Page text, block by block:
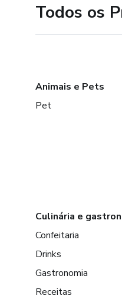
Todos os
Animais e Pets
Pet
Culinária e
Confeitaria
Drinks
Gastronomia
Receitas